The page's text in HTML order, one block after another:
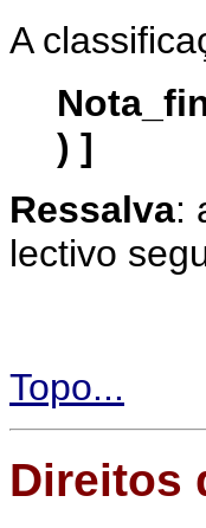
A
) ]
Ressalva:
lectivo
Topo...
Direitos